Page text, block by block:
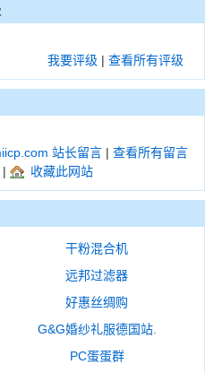
我要评级 | 查看所有评级
站长留言 | 查看所有留言
| 收藏此网站
干粉混合机
远邦过滤器
好惠丝绸购
G&G婚纱礼服德国站.
PC蛋蛋群